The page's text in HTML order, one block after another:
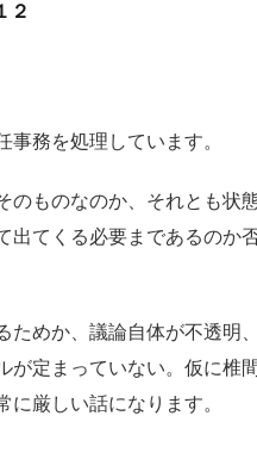
２
務を処理しています。
のものなのか、それとも状
出てくる必要まであるのか
めか、議論自体が不透明、
が定まっていない。仮に椎間
厳しい話になります。